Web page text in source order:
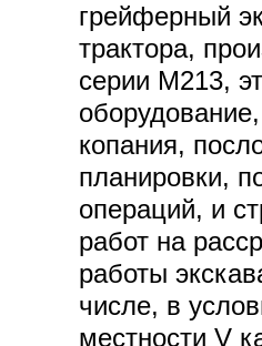
грейферный
трактора,
серии M213,
копания,
планировки,
операций, и
работ на
работы
числе, в
местности V